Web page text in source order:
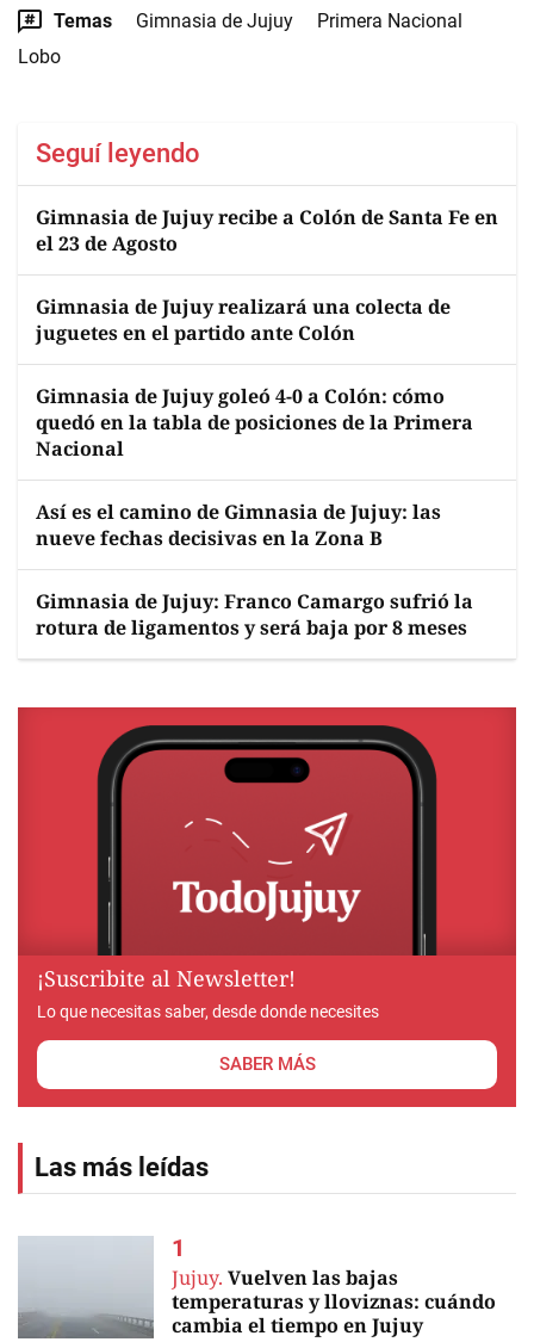
Temas Gimnasia de Jujuy
Primera Nacional
Lobo
Seguí leyendo
Gimnasia de Jujuy recibe a Colón de Santa Fe en
el 23 de Agosto
Gimnasia de Jujuy realizará una colecta de
juguetes en el partido ante Colón
Gimnasia de Jujuy goleó 4-0 a Colón: cómo
quedó en la tabla de posiciones de la Primera
Nacional
Así es el camino de Gimnasia de Jujuy: las
nueve fechas decisivas en la Zona B
Gimnasia de Jujuy: Franco Camargo sufrió la
rotura de ligamentos y será baja por 8 meses
¡Suscribite al Newsletter!
Lo que necesitas saber, desde donde necesites
SABER MÁS
Las más leídas
Jujuy. Vuelven las bajas
temperaturas y lloviznas: cuándo
cambia el tiempo en Jujuy